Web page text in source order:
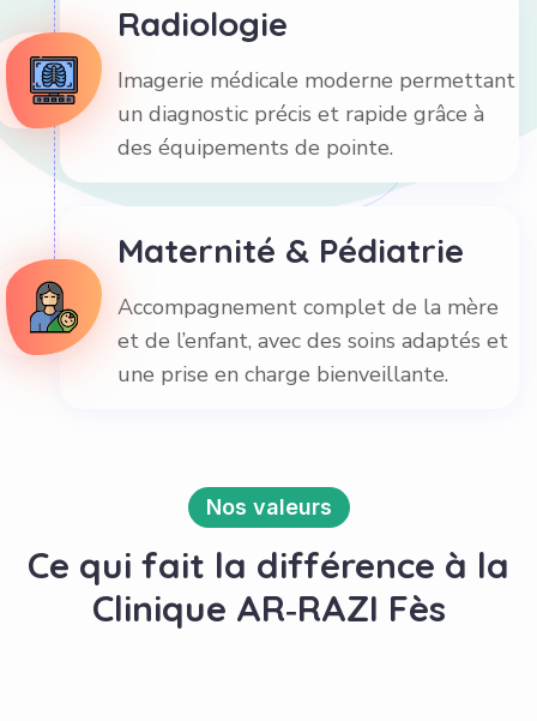
Radiologie
Imagerie médicale moderne permettant
un diagnostic précis et rapide grâce à
des équipements de pointe.
Maternité & Pédiatrie
Accompagnement complet de la mère
et de l’enfant, avec des soins adaptés et
une prise en charge bienveillante.
Nos valeurs
Ce qui fait la différence à la
Clinique AR‑RAZI Fès